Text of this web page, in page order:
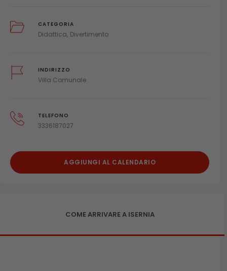
CATEGORIA
Didattica Divertimento
INDIRIZZO
Villa Comunale
TELEFONO
3336187027
AGGIUNGI AL CALENDARIO
COME ARRIVARE A ISERNIA